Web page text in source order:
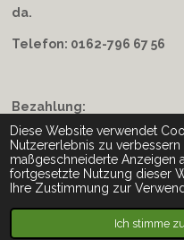
Diese Website verwendet
Nutzererlebnis zu verbessern
maßgeschneiderte Anzeigen
fortgesetzte Nutzung dieser
Ihre Zustimmung zur
Ich stimme zu
da.
Telefon: 0162-796 67 56
Bezahlung:
Ladengeschäft: Bar, EC,
Onlineshop: Überweisung,